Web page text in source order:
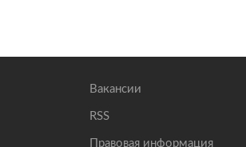
Вакансии
RSS
Правовая информация